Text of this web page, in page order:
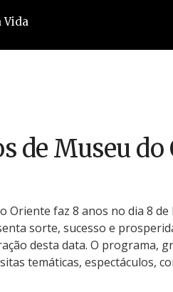
de Museu
Oriente faz 8 anos no dia 8
sorte, sucesso e
desta data. O programa,
temáticas, espectáculos,